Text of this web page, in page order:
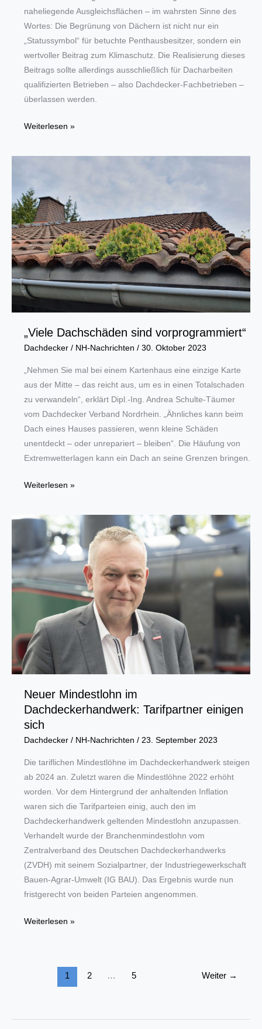
naheliegende Ausgleichsflächen – im wahrsten Sinne des
Wortes: Die Begrünung von Dächern ist nicht nur ein
„Statussymbol“ für betuchte Penthausbesitzer, sondern ein
wertvoller Beitrag zum Klimaschutz. Die Realisierung dieses
Beitrags sollte allerdings ausschließlich für Dacharbeiten
qualifizierten Betrieben – also Dachdecker-Fachbetrieben –
überlassen werden.
Gärten
hohem
Weiterlesen »
„Viele Dachschäden sind vorprogrammiert“
Dachdecker/ NH-Nachrichten / 30. Oktober 2023
„Nehmen Sie mal bei einem Kartenhaus eine einzige Karte
aus der Mitte – das reicht aus, um es in einen Totalschaden
zu verwandeln“, erklärt Dipl.-Ing. Andrea Schulte-Täumer
vom Dachdecker Verband Nordrhein. „Ähnliches kann beim
Dach eines Hauses passieren, wenn kleine Schäden
unentdeckt – oder unrepariert – bleiben“. Die Häufung von
Extremwetterlagen kann ein Dach an seine Grenzen bringen.
„Viele
vorprogrammiert“
Weiterlesen »
Neuer Mindestlohn im
Dachdeckerhandwerk: Tarifpartner einigen
sich
Dachdecker/ NH-Nachrichten / 23. September 2023
Die tariflichen Mindestlöhne im Dachdeckerhandwerk steigen
ab 2024 an. Zuletzt waren die Mindestlöhne 2022 erhöht
worden. Vor dem Hintergrund der anhaltenden Inflation
waren sich die Tarifparteien einig, auch den im
Dachdeckerhandwerk geltenden Mindestlohn anzupassen.
Verhandelt wurde der Branchenmindestlohn vom
Zentralverband des Deutschen Dachdeckerhandwerks
(ZVDH) mit seinem Sozialpartner, der Industriegewerkschaft
Bauen-Agrar-Umwelt (IG BAU). Das Ergebnis wurde nun
fristgerecht von beiden Parteien angenommen.
Neuer
Tarifpartner
Weiterlesen »
1 2 … 5 Weiter →